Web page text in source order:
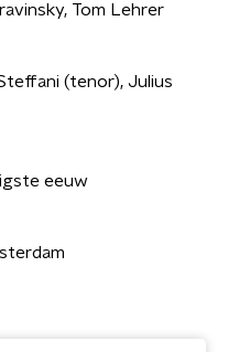
Tom Lehrer
(tenor), Julius
eeuw